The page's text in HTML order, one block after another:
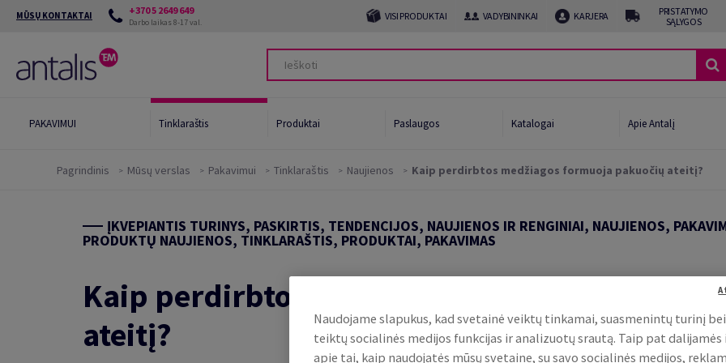
MŪSŲ KONTAKTAI +370 5 2649 649
Darbo laikas 8-17 val. VISI PRODUKTAI VADYBININKAI KARJERA
PRISTATYMO
SĄLYGOS
PAKAVIMUI Tinklaraštis Produktai Paslaugos Katalogai Apie Antalį
Green Star System
Tvarūs sprendimai
klijai Maistui ir gėrimams
Pagrindinis Mūsų verslas Pakavimui Tinklaraštis Naujienos Kaip perdirbtos medžiagos formuoja pakuočių ateitį?
ĮKVEPIANTIS TURINYS, PASKIRTIS, TENDENCIJOS, NAUJIENOS IR RENGINIAI, NAUJIENOS,
PRODUKTŲ NAUJIENOS, TINKLARAŠTIS, PRODUKTAI, PAKAVIMAS
Kaip perdirbtos medžiagos formuoja
ateitį?
Naudojame slapukus, kad svetainė veiktų tinkamai, suasmenintų turinį
teiktų socialinės medijos funkcijas ir analizuotų srautą. Taip pat
apie tai, kaip naudojatės mūsų svetaine, su savo socialinės medijos,